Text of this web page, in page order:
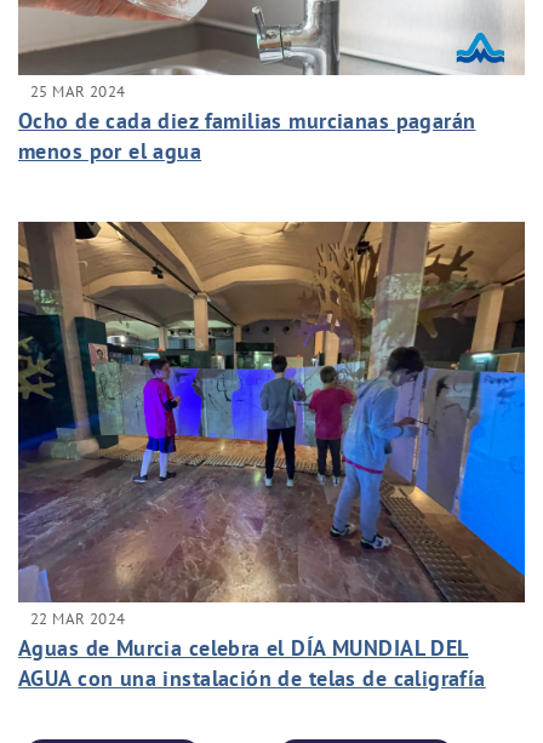
25 MAR 2024
Ocho de cada diez familias murcianas pagarán
menos por el agua
22 MAR 2024
Aguas de Murcia celebra el DÍA MUNDIAL DEL
AGUA con una instalación de telas de caligrafía